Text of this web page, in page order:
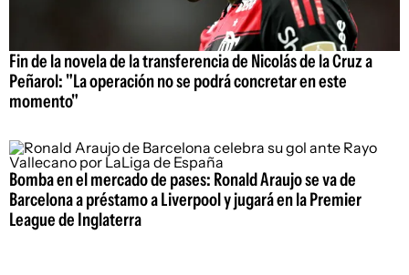
Fin de la novela de la transferencia de Nicolás de la Cruz a
Peñarol: "La operación no se podrá concretar en este
momento"
Bomba en el mercado de pases: Ronald Araujo se va de
Barcelona a préstamo a Liverpool y jugará en la Premier
League de Inglaterra